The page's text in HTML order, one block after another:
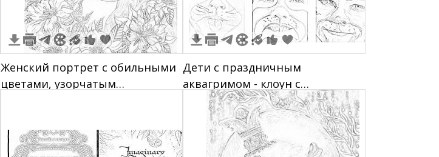
Женский портрет с обильными
цветами, узорчатым
Дети с праздничным
аквагримом - клоун с
сердечками, клоун со звёздами,
расписное лицо с линиями,
лицо с кошачьими усами, лицо
щенка, лицо с тигриным